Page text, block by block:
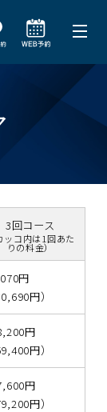
3回コース
ッコ内は1回あた
りの料金）
円
円）
円
円）
円
円）